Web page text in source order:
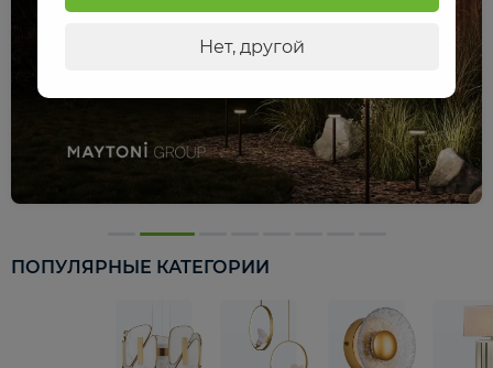
ПОПУЛЯРНЫЕ КАТЕГОРИИ
Нет, другой